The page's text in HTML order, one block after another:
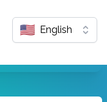
English